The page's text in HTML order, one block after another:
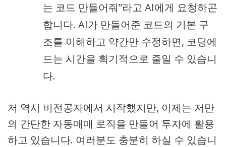
는 코드 만들어줘”라고 AI에게 요청하곤
합니다. AI가 만들어준 코드의 기본 구
조를 이해하고 약간만 수정하면, 코딩에
드는 시간을 획기적으로 줄일 수 있습니
다.
저 역시 비전공자에서 시작했지만, 이제는 저만
의 간단한 자동매매 로직을 만들어 투자에 활용
하고 있습니다. 여러분도 충분히 하실 수 있습니